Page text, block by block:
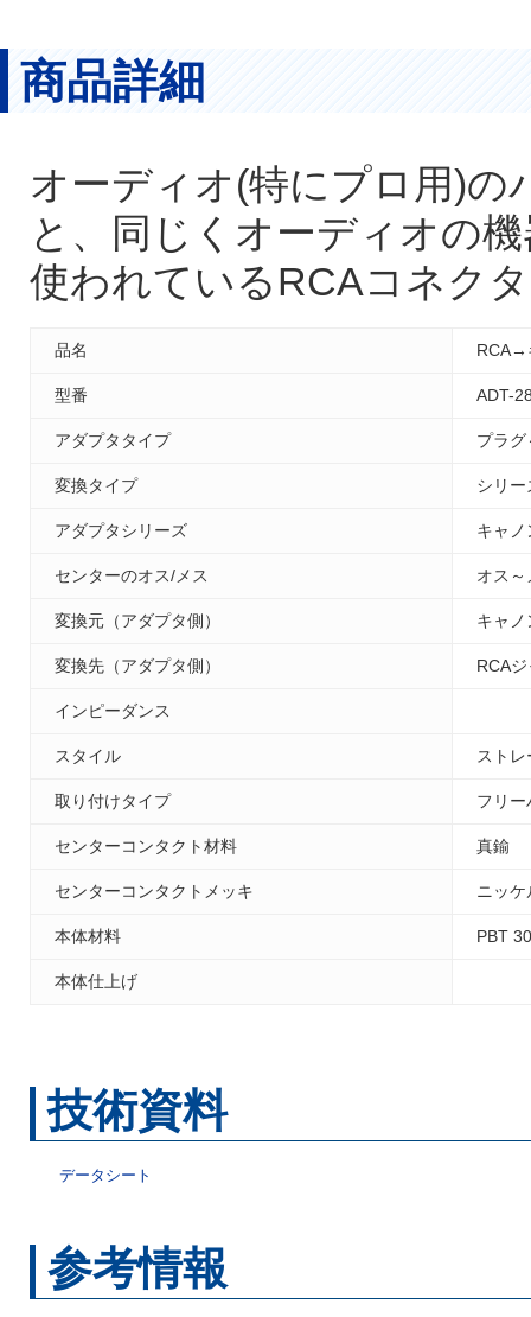
商品詳細
オーディオ(特にプロ用)の
と、同じくオーディオの
使われているRCAコネク
品名 RCA→
型番 ADT-
アダプタタイプ プラグ
変換タイプ シリー
アダプタシリーズ キャノ
センターのオス/メス オス～
変換元（アダプタ側） キャノ
変換先（アダプタ側） RCA
インピーダンス
スタイル ストレ
取り付けタイプ フリー
センターコンタクト材料 真鍮
センターコンタクトメッキ ニッケ
本体材料 PBT
本体仕上げ
技術資料
データシート
参考情報